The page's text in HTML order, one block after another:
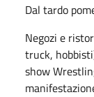
Dal tardo
Negozi e
truck,
show